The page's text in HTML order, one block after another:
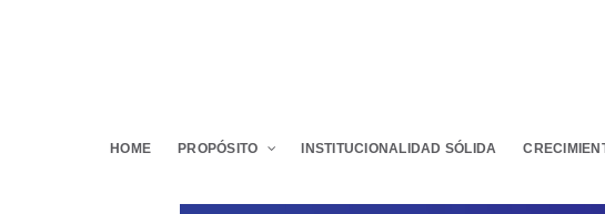
HOME PROPÓSITO INSTITUCIONALIDAD SÓLIDA